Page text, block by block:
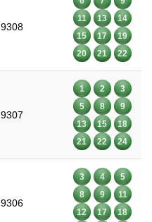
9308
11
13
14
15
17
19
20
21 22
9307
1 2
3
5
8
9
13
15
18
21
22 24
9306
3 4
5
8
9
11
12
17
18